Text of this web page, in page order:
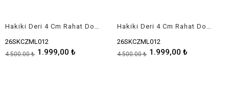
26SKCZML012
1.999,00 ₺
4.500,00 ₺
26SKCZML012
1.999,00 ₺
4.500,00 ₺